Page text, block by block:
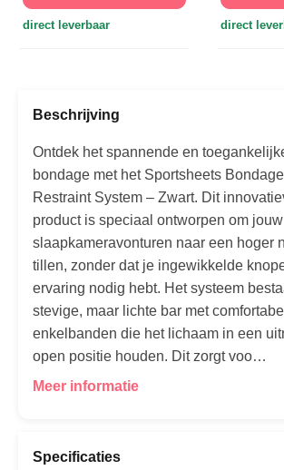
direct leverbaar direct
Beschrijving
Ontdek het spannende en
bondage met het Sportsheets
Restraint System – Zwart. Dit
product is speciaal ontworpen om jouw
slaapkameravonturen naar een hoger
tillen, zonder dat je ingewikkelde
ervaring nodig hebt. Het systeem
stevige, maar lichte bar met
enkelbanden die het lichaam in een
open positie houden. Dit zorgt voo…
Meer informatie
Specificaties